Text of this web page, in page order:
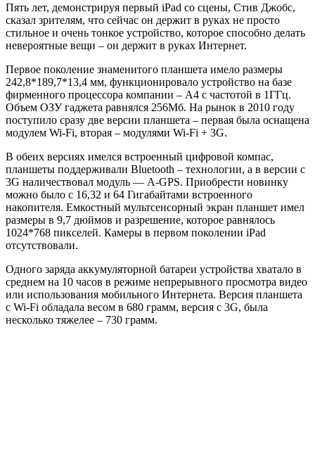
Пять лет, демонстрируя первый iPad со сцены, Стив Джобс,
сказал зрителям, что сейчас он держит в руках не просто
стильное и очень тонкое устройство, которое способно делать
невероятные вещи – он держит в руках Интернет.
Первое поколение знаменитого планшета имело размеры
242,8*189,7*13,4 мм, функционировало устройство на базе
фирменного процессора компании – А4 с частотой в 1ГГц.
Объем ОЗУ гаджета равнялся 256Мб. На рынок в 2010 году
поступило сразу две версии планшета – первая была оснащена
модулем Wi-Fi, вторая – модулями Wi-Fi + 3G.
В обеих версиях имелся встроенный цифровой компас,
планшеты поддерживали Bluetooth – технологии, а в версии с
3G наличествовал модуль — A-GPS. Приобрести новинку
можно было с 16,32 и 64 Гигабайтами встроенного
накопителя. Емкостный мультсенсорный экран планшет имел
размеры в 9,7 дюймов и разрешение, которое равнялось
1024*768 пикселей. Камеры в первом поколении iPad
отсутствовали.
Одного заряда аккумуляторной батареи устройства хватало в
среднем на 10 часов в режиме непрерывного просмотра видео
или использования мобильного Интернета. Версия планшета
с Wi-Fi обладала весом в 680 грамм, версия с 3G, была
несколько тяжелее – 730 грамм.